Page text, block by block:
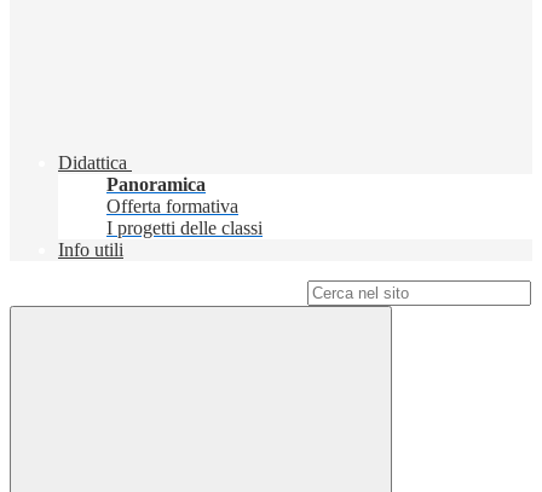
Didattica
Panoramica
Offerta formativa
I progetti delle classi
Info utili